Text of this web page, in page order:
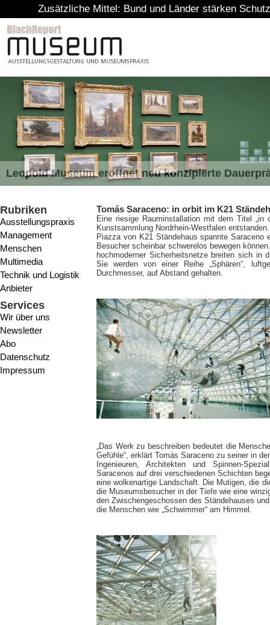
Zusätzliche Mittel: Bund und Länder stärken Schutz von
Leopold Museum eröffnet neu konzipierte
Rubriken
Ausstellungspraxis
Management
Menschen
Multimedia
Technik und Logistik
Anbieter
Services
Wir über uns
Newsletter
Abo
Datenschutz
Impressum
Tomás Saraceno: in orbit im K21
Eine riesige Rauminstallation mit dem Titel
Kunstsammlung Nordrhein-Westfalen
Piazza von K21 Ständehaus spannte
Besucher scheinbar schwerelos bewegen
hochmoderner Sicherheitsnetze breiten sich in
Sie werden von einer Reihe „Sphären“,
Durchmesser, auf Abstand gehalten.
„Das Werk zu beschreiben bedeutet die
Gefühle“, erklärt Tomás Saraceno zu seiner in
Ingenieuren, Architekten und Spinnen-
Saracenos auf drei verschiedenen Schichten
eine wolkenartige Landschaft. Die Mutigen, die
die Museumsbesucher in der Tiefe wie eine
den Zwischengeschossen des Ständehauses
die Menschen wie „Schwimmer“ am Himmel.